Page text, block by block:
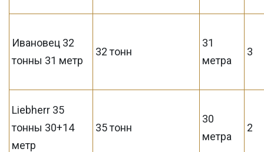
Ивановец 32
тонны 31 метр
32 тонн
31
метра
3
Liebherr 35
тонны 30+14
метр
35 тонн
30
метра
2